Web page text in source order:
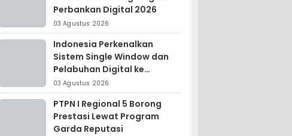
Perbankan Digital 2026
03 Agustus 2026
Indonesia Perkenalkan
Sistem Single Window dan
Pelabuhan Digital ke
Madagaskar
03 Agustus 2026
PTPN I Regional 5 Borong
Prestasi Lewat Program
Garda Reputasi